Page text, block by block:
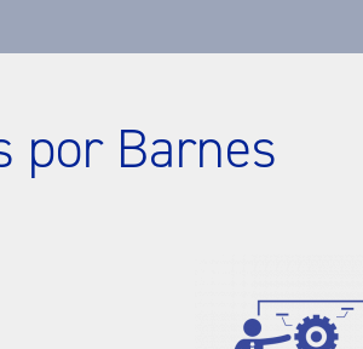
por Barnes